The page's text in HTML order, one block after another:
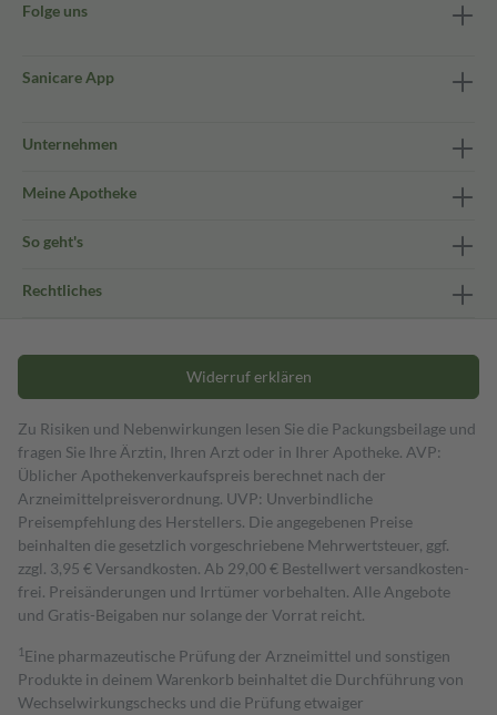
Folge uns
Sanicare App
Unternehmen
Meine Apotheke
So geht's
Rechtliches
Widerruf erklären
Zu Risiken und Nebenwirkungen lesen Sie die Packungsbeilage und
fragen Sie Ihre Ärztin, Ihren Arzt oder in Ihrer Apotheke. AVP:
Üblicher Apothekenverkaufspreis berechnet nach der
Arzneimittelpreisverordnung. UVP: Unverbindliche
Preisempfehlung des Herstellers. Die angegebenen Preise
beinhalten die gesetzlich vorgeschriebene Mehrwertsteuer, ggf.
zzgl. 3,95 € Versandkosten. Ab 29,00 € Bestell­wert versand­kosten­
frei. Preisänderungen und Irrtümer vorbehalten. Alle Angebote
und Gratis-Beigaben nur solange der Vorrat reicht.
1 Eine pharmazeutische Prüfung der Arzneimittel und sonstigen
Produkte in deinem Warenkorb beinhaltet die Durchführung von
Wechselwirkungschecks und die Prüfung etwaiger